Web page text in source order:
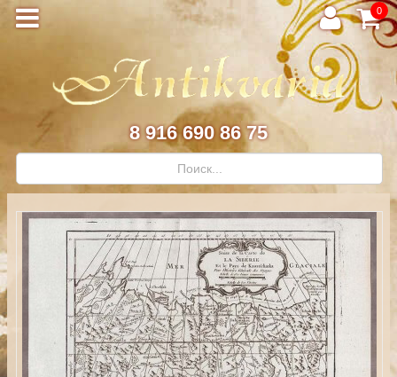
0
8 916 690 86 75